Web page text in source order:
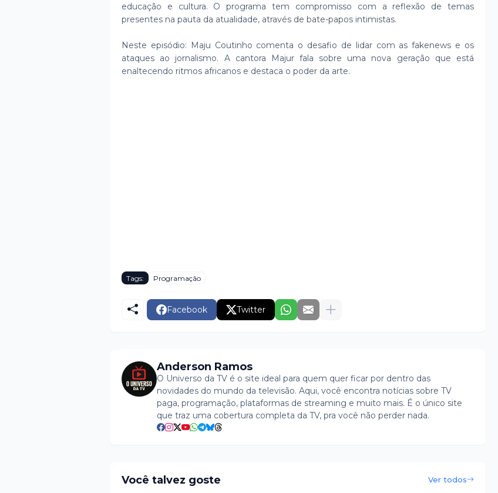
educação e cultura. O programa tem compromisso com a reflexão de temas
presentes na pauta da atualidade, através de bate-papos intimistas.
Neste episódio: Maju Coutinho comenta o desafio de lidar com as fakenews e os
ataques ao jornalismo. A cantora Majur fala sobre uma nova geração que está
enaltecendo ritmos africanos e destaca o poder da arte.
Tags: Programação
Facebook Twitter
Anderson Ramos
O Universo da TV é o site ideal para quem quer ficar por dentro das
novidades do mundo da televisão. Aqui, você encontra notícias sobre TV
paga, programação, plataformas de streaming e muito mais. É o único site
que traz uma cobertura completa da TV, pra você não perder nada.
Você talvez goste Ver todos